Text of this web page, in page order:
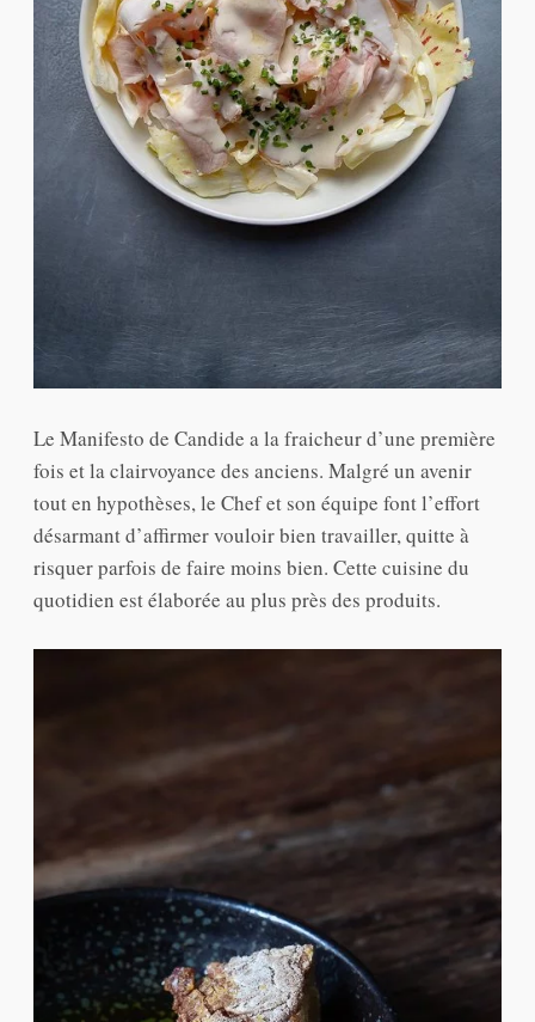
Le Manifesto de Candide a la fraicheur d’une première
fois et la clairvoyance des anciens. Malgré un avenir
tout en hypothèses, le Chef et son équipe font l’effort
désarmant d’affirmer vouloir bien travailler, quitte à
risquer parfois de faire moins bien. Cette cuisine du
quotidien est élaborée au plus près des produits.